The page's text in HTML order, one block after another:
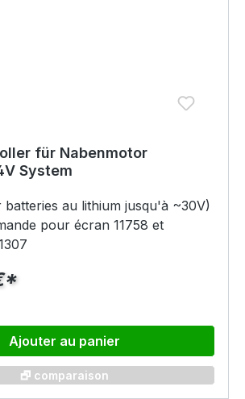
für Nabenmotor
System
au lithium jusqu'à ~30V)
pour écran 11758 et
Ajouter au panier
🗗 comparaison